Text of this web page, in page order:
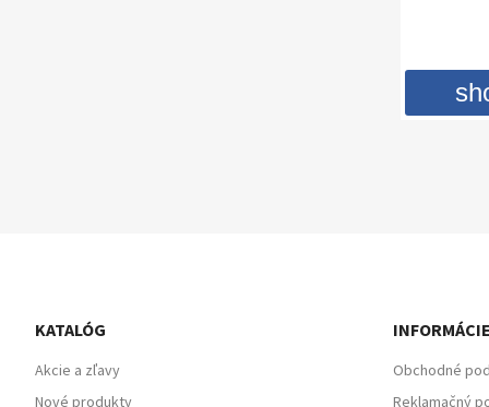
KATALÓG
Akcie a zľavy
Nové produkty
Obchodné
Reklamačný